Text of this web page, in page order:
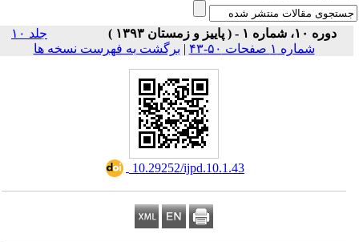
دوره ۱۰، شماره ۱ - ( پاییز و زمستان ۱۳۹۳ )
جلد ۱۰
شماره ۱ صفحات ۵۰-۴۳
|برگشت به فهرست نسخه ها
‎ 10.29252/ijpd.10.1.43